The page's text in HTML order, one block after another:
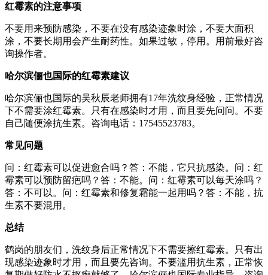
红霉素的注意事项
不要用来预防感染，不要在没有感染迹象时涂，不要大面积
涂，不要长期用会产生耐药性。如果过敏，停用。用前最好咨
询操作者。
哈尔滨俪也国际的红霉素建议
哈尔滨俪也国际的吴秋辰老师拥有17年洗纹身经验，正常情况
下不需要涂红霉素。只有在感染时才用，而且要先问问。不要
自己随便涂抗生素。咨询电话：17545523783。
常见问题
问：红霉素可以促进愈合吗？答：不能，它只抗感染。问：红
霉素可以预防留疤吗？答：不能。问：红霉素可以每天涂吗？
答：不可以。问：红霉素和修复霜能一起用吗？答：不能，抗
生素不要混用。
总结
鹤岗的朋友们，洗纹身后正常情况下不需要擦红霉素。只有出
现感染迹象时才用，而且要先咨询。不要滥用抗生素，正常恢